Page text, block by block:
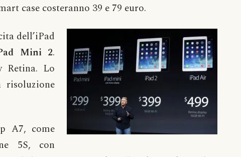
case costeranno 39 e 79 euro.
dell’iPad
Mini 2.
Retina. Lo
A7, come
5S, con